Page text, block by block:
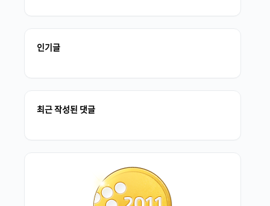
인기글
최근 작성된 댓글